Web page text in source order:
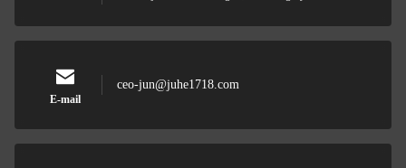
E-mail
ceo-jun@juhe1718.com